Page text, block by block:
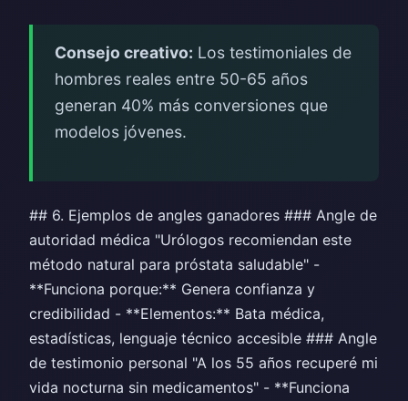
Consejo creativo: Los testimoniales de
hombres reales entre 50-65 años
generan 40% más conversiones que
modelos jóvenes.
## 6. Ejemplos de angles ganadores ### Angle de
autoridad médica "Urólogos recomiendan este
método natural para próstata saludable" -
**Funciona porque:** Genera confianza y
credibilidad - **Elementos:** Bata médica,
estadísticas, lenguaje técnico accesible ### Angle
de testimonio personal "A los 55 años recuperé mi
vida nocturna sin medicamentos" - **Funciona